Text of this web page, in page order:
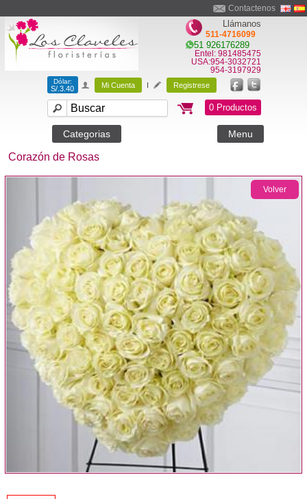
Corazón de Rosas
Volver
Contactenos
Llámanos
511-4716099
51 926176289
Entel: 981485475
USA:954-3032721
954-3197929
Dólar:
S/.3.40 Mi Cuenta I Registrese
0 Productos
Categorias Menu